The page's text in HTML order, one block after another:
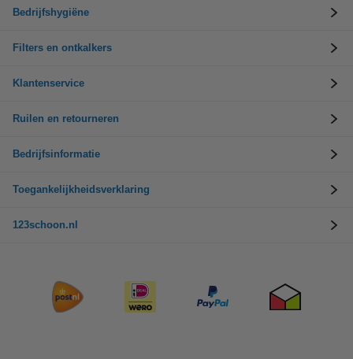
Bedrijfshygiëne
Filters en ontkalkers
Klantenservice
Ruilen en retourneren
Bedrijfsinformatie
Toegankelijkheidsverklaring
123schoon.nl